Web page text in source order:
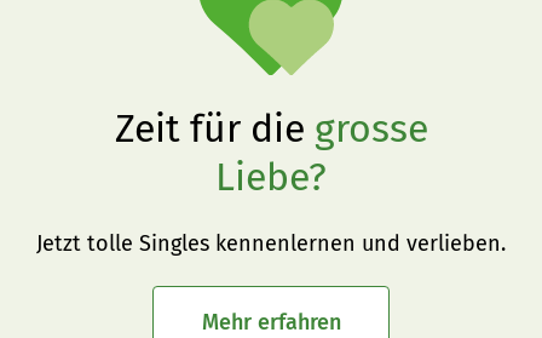
Zeit für die grosse
Liebe?
Jetzt tolle Singles kennenlernen und verlieben.
Mehr erfahren